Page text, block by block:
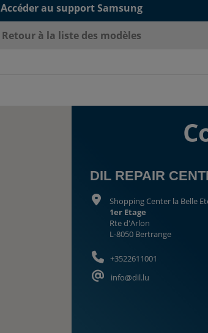
Accéder au support Samsung
Retour à la liste des modèles
DIL REPAIR
Shopping Center la Belle
1er Etage
Rte d'Arlon
L-8050 Bertrange
+3522611001
info@dil.lu